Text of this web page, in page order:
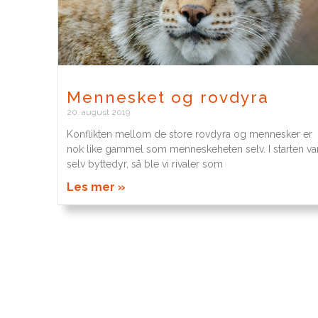
Mennesket og rovdyra
20. august 2019
Konflikten mellom de store rovdyra og mennesker er
nok like gammel som menneskeheten selv. I starten
selv byttedyr, så ble vi rivaler som
Les mer »